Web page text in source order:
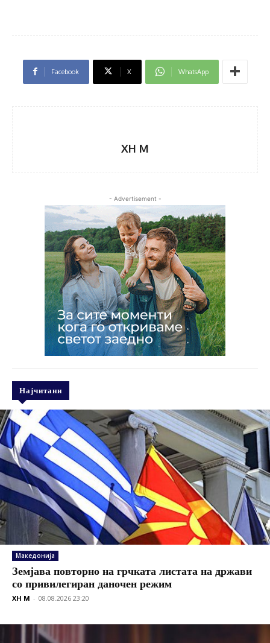
Facebook X WhatsApp
XH M
- Advertisement -
Најчитани
Македонија
Земјава повторно на грчката листата на држави
со привилегиран даночен режим
XH M - 08.08.2026 23:20